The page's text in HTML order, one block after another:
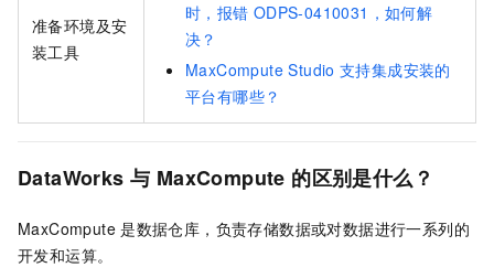
准备环境及安
装工具
时，报错 ODPS-0410031，如何解
决？
MaxCompute Studio 支持集成安装的
平台有哪些？
DataWorks 与 MaxCompute 的区别是什么？
MaxCompute 是数据仓库，负责存储数据或对数据进行一系列的
开发和运算。